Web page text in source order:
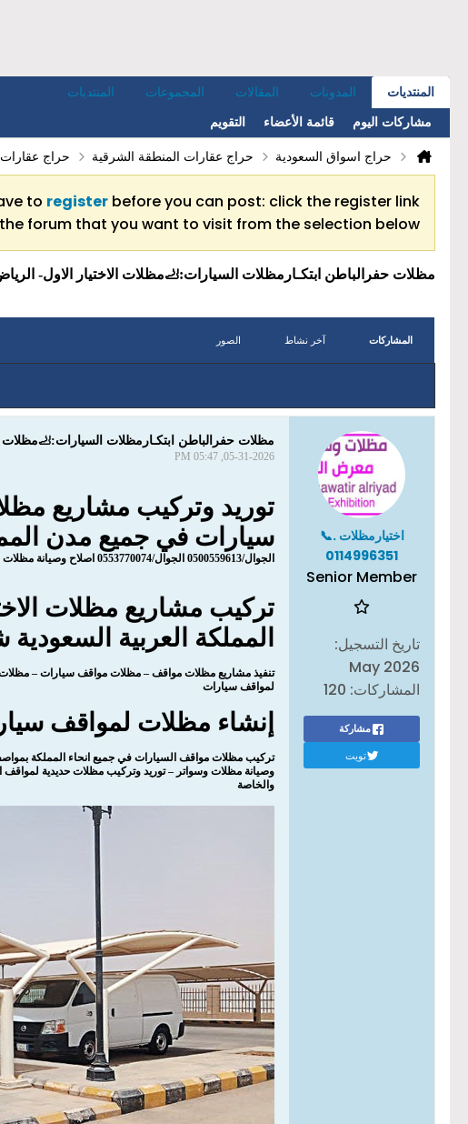
المنتديات المدونات المقالات المجموعات المنتديات
مشاركات اليوم قائمة الأعضاء التقويم
حراج اسواق السعودية حراج عقارات المنطقة الشرقية حراج
to register before you can post: click the register link
forum that you want to visit from the selection below.
مظلات حفرالباطن ابتكـارمظلات السيارات:🦶مظلات الاختيار الاول- الرياض ت/
المشاركات آخر نشاط الصور
اختيارمظلات .📞
0114996351
Senior Member
تاريخ التسجيل:
May 2026
المشاركات: 120
مشاركة
تويت
مظلات حفرالباطن ابتكـارمظلات السيارات:🦶مظلات
05-31-2026, 05:47 PM
سيارات في جميع مدن
الجوال/0500559613 الجوال/0553770074 اصلاح وصيانة مظلات مواقف سيارات في كافة المدن المملكة العربية السعودية -
تركيب مشاريع مظلات
المملكة العربية
تنفيذ مشاريع مظلات مواقف – مظلات مواقف سيارات –
لمواقف سيارات
إنشاء مظلات لمواقف
تركيب مظلات مواقف السيارات في جميع انحاء المملكة
وصيانة مظلات وسواتر – توريد وتركيب مظلات حديدية
والخاصة